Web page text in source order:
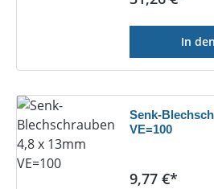
In
Senk-
VE=100
Regulärer
9,77 €*